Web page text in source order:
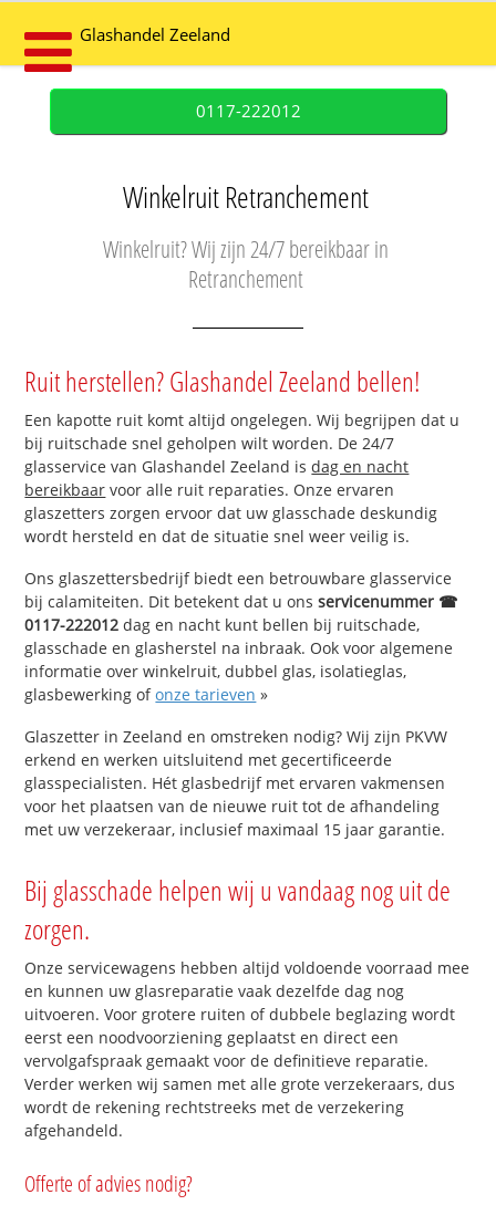
Glashandel Zeeland
0117-222012
Winkelruit Retranchement
Winkelruit? Wij zijn 24/7 bereikbaar in
Retranchement
Ruit herstellen? Glashandel Zeeland bellen!
Een kapotte ruit komt altijd ongelegen. Wij begrijpen dat u
bij ruitschade snel geholpen wilt worden. De 24/7
glasservice van Glashandel Zeeland isdag en nacht
bereikbaar voor alle ruit reparaties. Onze ervaren
glaszetters zorgen ervoor dat uw glasschade deskundig
wordt hersteld en dat de situatie snel weer veilig is.
Ons glaszettersbedrijf biedt een betrouwbare glasservice
bij calamiteiten. Dit betekent dat u onsservicenummer ☎
0117-222012 dag en nacht kunt bellen bij ruitschade,
glasschade en glasherstel na inbraak. Ook voor algemene
informatie over winkelruit, dubbel glas, isolatieglas,
glasbewerking ofonze tarieven »
Glaszetter in Zeeland en omstreken nodig? Wij zijn PKVW
erkend en werken uitsluitend met gecertificeerde
glasspecialisten. Hét glasbedrijf met ervaren vakmensen
voor het plaatsen van de nieuwe ruit tot de afhandeling
met uw verzekeraar, inclusief maximaal 15 jaar garantie.
Bij glasschade helpen wij u vandaag nog uit de
zorgen.
Onze servicewagens hebben altijd voldoende voorraad mee
en kunnen uw glasreparatie vaak dezelfde dag nog
uitvoeren. Voor grotere ruiten of dubbele beglazing wordt
eerst een noodvoorziening geplaatst en direct een
vervolgafspraak gemaakt voor de definitieve reparatie.
Verder werken wij samen met alle grote verzekeraars, dus
wordt de rekening rechtstreeks met de verzekering
afgehandeld.
Offerte of advies nodig?